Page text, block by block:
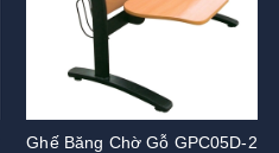
Ghế Băng Chờ Gỗ GPC05D-2